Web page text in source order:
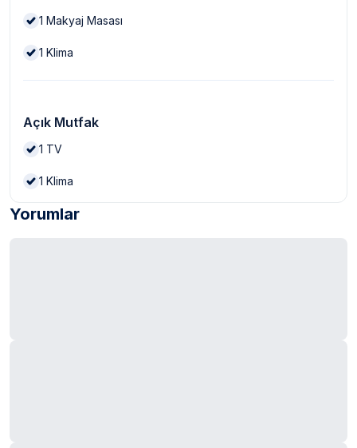
1 Makyaj Masası
1 Klima
Açık Mutfak
1 TV
1 Klima
Yorumlar